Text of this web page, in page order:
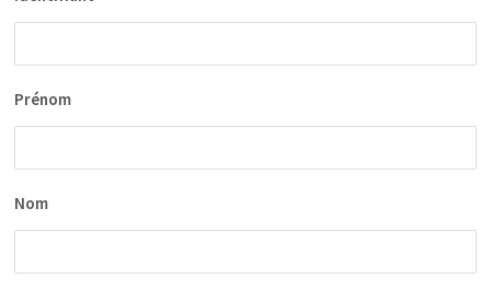
Prénom
Nom